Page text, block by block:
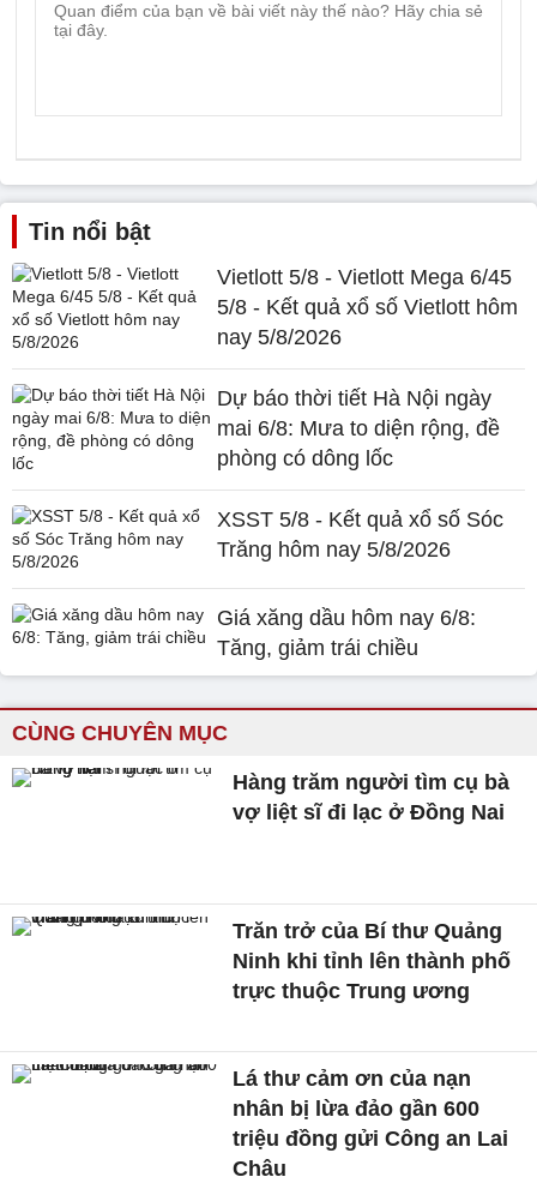
Tin nổi bật
Vietlott 5/8 - Vietlott Mega 6/45
5/8 - Kết quả xổ số Vietlott hôm
nay 5/8/2026
Dự báo thời tiết Hà Nội ngày
mai 6/8: Mưa to diện rộng, đề
phòng có dông lốc
XSST 5/8 - Kết quả xổ số Sóc
Trăng hôm nay 5/8/2026
Giá xăng dầu hôm nay 6/8:
Tăng, giảm trái chiều
CÙNG CHUYÊN MỤC
Hàng trăm người tìm cụ bà
vợ liệt sĩ đi lạc ở Đồng Nai
Trăn trở của Bí thư Quảng
Ninh khi tỉnh lên thành phố
trực thuộc Trung ương
Lá thư cảm ơn của nạn
nhân bị lừa đảo gần 600
triệu đồng gửi Công an Lai
Châu